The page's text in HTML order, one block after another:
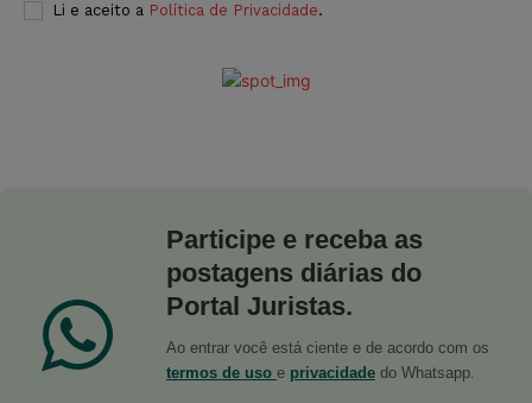
Li e aceito a Política de Privacidade.
Participe e receba as
postagens diárias do
Portal Juristas.
Ao entrar você está ciente e de acordo com os
termos de uso e privacidade do Whatsapp.